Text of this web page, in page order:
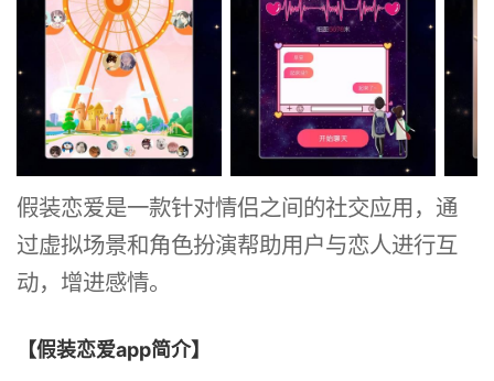
假装恋爱是一款针对情侣之间的社交应用，通
过虚拟场景和角色扮演帮助用户与恋人进行互
动，增进感情。
【假装恋爱app简介】